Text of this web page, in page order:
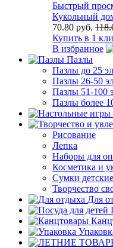
Быстрый
Кукольный
70.80 руб.
Купить в 1
В избранное
Пазлы
Пазлы до 25
Пазлы 26-50
Пазлы 51-100
Пазлы более
Рисование
Лепка
Наборы для
Косметика и
Сумки детские
Творчество
Для